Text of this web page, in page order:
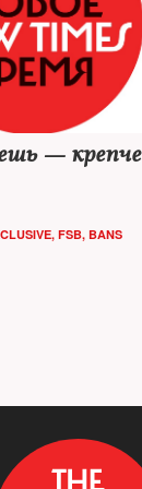
— крепче
, FSB, BANS